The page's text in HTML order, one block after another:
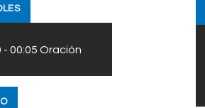
-00:05 Oración